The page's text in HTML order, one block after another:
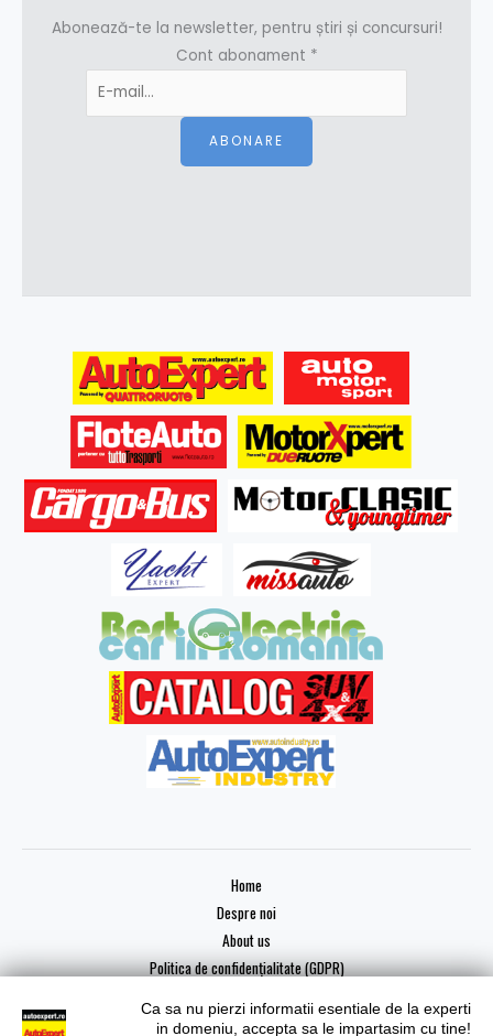
Abonează-te la newsletter, pentru știri și concursuri!
Cont abonament *
ABONARE
Home
Despre noi
About us
Politica de confidențialitate (GDPR)
Ca sa nu pierzi informatii esentiale de la experti
in domeniu, accepta sa le impartasim cu tine!